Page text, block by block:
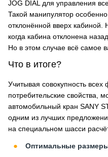
JOG DIAL для управления
Такой манипулятор
отклонённой вверх кабиной.
когда кабина отклонена
Но в этом случае всё самое
Что в итоге?
Учитывая совокупность всех
потребительские свойства,
автомобильный кран SANY
одним из лучших
на специальном шасси
Оптимальные